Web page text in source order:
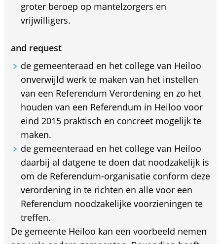
groter beroep op mantelzorgers en
vrijwilligers.
and request
de gemeenteraad en het college van Heiloo
onverwijld werk te maken van het instellen
van een Referendum Verordening en zo het
houden van een Referendum in Heiloo voor
eind 2015 praktisch en concreet mogelijk te
maken.
de gemeenteraad en het college van Heiloo
daarbij al datgene te doen dat noodzakelijk is
om de Referendum-organisatie conform deze
verordening in te richten en alle voor een
Referendum noodzakelijke voorzieningen te
treffen.
De gemeente Heiloo kan een voorbeeld nemen